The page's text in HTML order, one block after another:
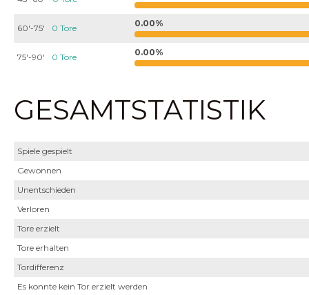
60'-75' 0 Tore 0.00%
75'-90' 0 Tore 0.00%
GESAMTSTATISTIK
Spiele gespielt
Gewonnen
Unentschieden
Verloren
Tore erzielt
Tore erhalten
Tordifferenz
Es konnte kein Tor erzielt werden